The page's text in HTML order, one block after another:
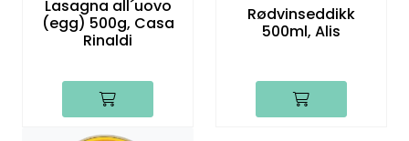
Lasagna all´uovo
(egg) 500g, Casa
Rinaldi
Rødvinseddikk
500ml, Alis